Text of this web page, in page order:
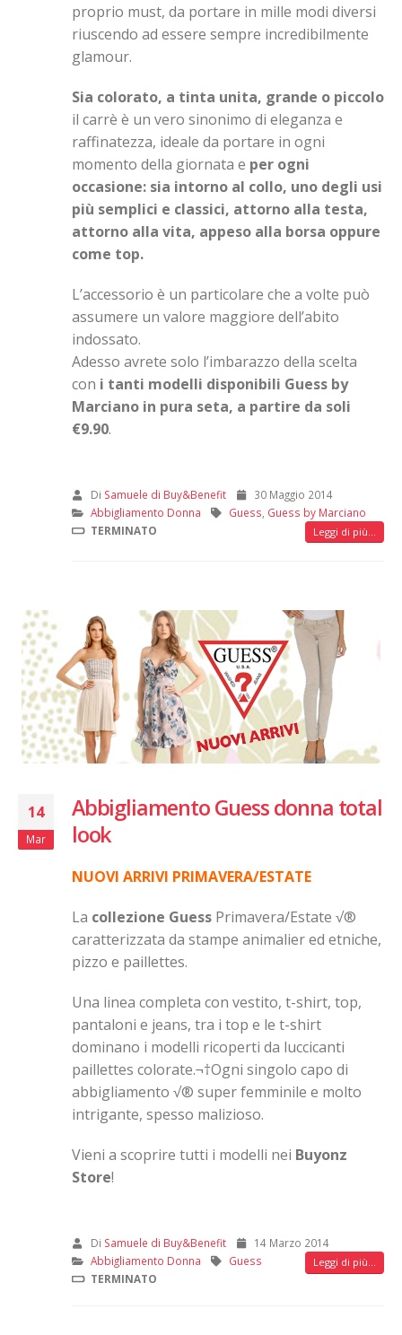
proprio must, da portare in mille modi diversi
riuscendo ad essere sempre incredibilmente
glamour.
Sia colorato, a tinta unita, grande o piccolo
il carrè è un vero sinonimo di eleganza e
raffinatezza, ideale da portare in ogni
momento della giornata e per ogni
occasione: sia intorno al collo, uno degli usi
più semplici e classici, attorno alla testa,
attorno alla vita, appeso alla borsa oppure
come top.
L’accessorio è un particolare che a volte può
assumere un valore maggiore dell’abito
indossato.
Adesso avrete solo l’imbarazzo della scelta
con i tanti modelli disponibili Guess by
Marciano in pura seta, a partire da soli
€9.90.
Di Samuele di Buy&Benefit
30 Maggio 2014
Abbigliamento Donna
Guess Guess by Marciano
Leggi di più...
TERMINATO
14
Mar
Abbigliamento Guess donna total
look
NUOVI ARRIVI PRIMAVERA/ESTATE
La collezione Guess Primavera/Estate √®
caratterizzata da stampe animalier ed etniche,
pizzo e paillettes.
Una linea completa con vestito, t-shirt, top,
pantaloni e jeans, tra i top e le t-shirt
dominano i modelli ricoperti da luccicanti
paillettes colorate.¬†Ogni singolo capo di
abbigliamento √® super femminile e molto
intrigante, spesso malizioso.
Vieni a scoprire tutti i modelli nei Buyonz
Store!
Di Samuele di Buy&Benefit
14 Marzo 2014
Abbigliamento Donna
Guess Leggi di più...
TERMINATO